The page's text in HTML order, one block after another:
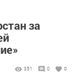
за
351 0 0